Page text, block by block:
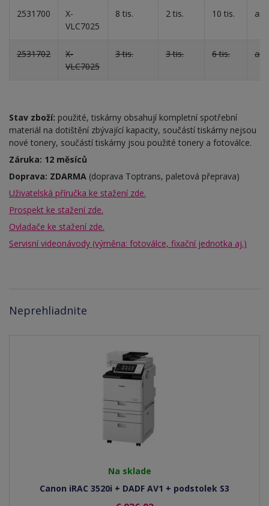
2531700
X-
VLC7025
8 tis. 2 tis. 10 tis. ano
2531702
X-
VLC7025
3 tis. 3 tis. 6 tis. ano
Stav zboží: použité, tiskárny obsahují kompletní spotřební
materiál na dotištění zbývající kapacity, součástí tiskárny nejsou
nové tonery, součástí tiskárny jsou použité tonery a fotoválce.
Záruka: 12 měsíců
Doprava: ZDARMA (doprava Toptrans, paletová přeprava)
Uživatelská příručka ke stažení zde.
Prospekt ke stažení zde.
Ovladače ke stažení zde.
Servisní videonávody (výměna: fotoválce, fixační jednotka aj.)
Neprehliadnite
Na sklade
Canon iRAC 3520i + DADF AV1 + podstolek S3